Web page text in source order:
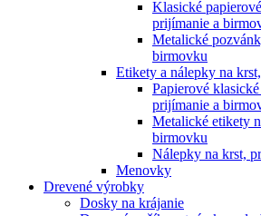
Klasické
prijímanie a
Metalické
birmovku
Etikety a nálepky na
Papierové
prijímanie a
Metalické etikety
birmovku
Nálepky na krst,
Menovky
Drevené výrobky
Dosky na krájanie